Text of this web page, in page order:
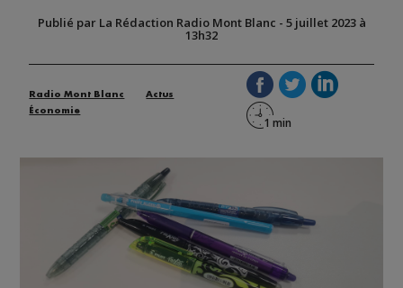
Publié par La Rédaction Radio Mont Blanc - 5 juillet 2023 à
13h32
Radio Mont Blanc
Actus
Économie